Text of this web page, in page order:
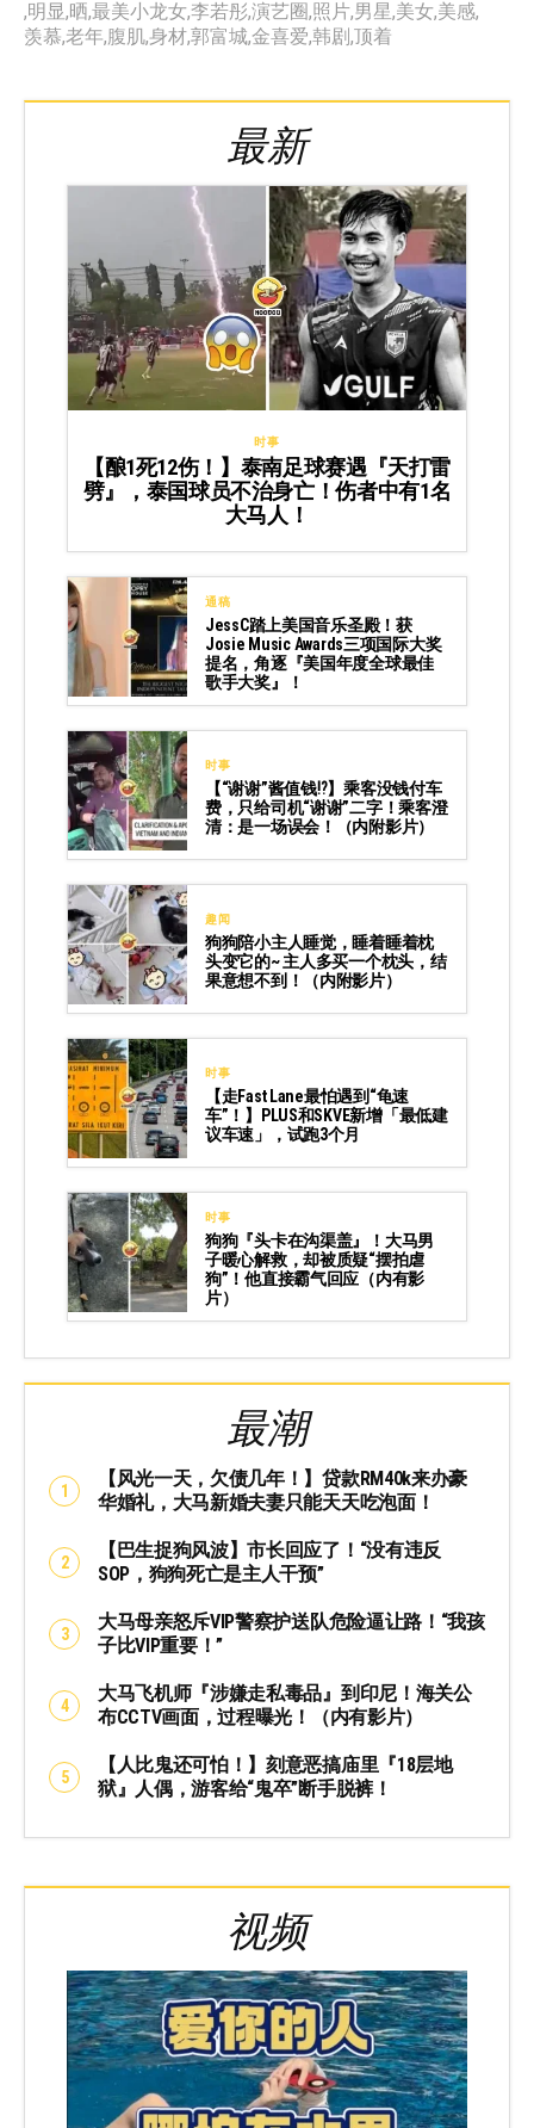
,明显,晒,最美小龙女,李若彤,演艺圈,照片,男星,美女,美感,
羡慕,老年,腹肌,身材,郭富城,金喜爱,韩剧,顶着
最新
时事
【酿1死12伤！】泰南足球赛遇『天打雷
劈』，泰国球员不治身亡！伤者中有1名
大马人！
通稿
JessC踏上美国音乐圣殿！获
Josie Music Awards三项国际大奖
提名，角逐『美国年度全球最佳
歌手大奖』！
时事
【“谢谢”酱值钱⁉️】乘客没钱付车
费，只给司机“谢谢”二字！乘客澄
清：是一场误会！（内附影片）
趣闻
狗狗陪小主人睡觉，睡着睡着枕
头变它的~ 主人多买一个枕头，结
果意想不到！（内附影片）
时事
【走Fast Lane最怕遇到“龟速
车”！】PLUS和SKVE新增「最低建
议车速」，试跑3个月
时事
狗狗『头卡在沟渠盖』！大马男
子暖心解救，却被质疑“摆拍虐
狗”！他直接霸气回应（内有影
片）
最潮
【风光一天，欠债几年！】贷款RM40k来办豪
华婚礼，大马新婚夫妻只能天天吃泡面！
【巴生捉狗风波】市长回应了！“没有违反
SOP，狗狗死亡是主人干预”
大马母亲怒斥VIP警察护送队危险逼让路！“我孩
子比VIP重要！”
大马飞机师『涉嫌走私毒品』到印尼！海关公
布CCTV画面，过程曝光！（内有影片）
【人比鬼还可怕！】刻意恶搞庙里『18层地
狱』人偶，游客给“鬼卒”断手脱裤！
视频